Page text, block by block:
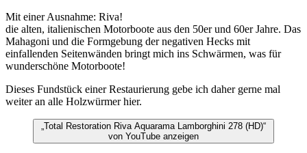
Mit einer Ausnahme: Riva!
die alten, italienischen Motorboote aus den 50er und 60er Jahre. Das
Mahagoni und die Formgebung der negativen Hecks mit
einfallenden Seitenwänden bringt mich ins Schwärmen, was für
wunderschöne Motorboote!
Dieses Fundstück einer Restaurierung gebe ich daher gerne mal
weiter an alle Holzwürmer hier.
„Total Restoration Riva Aquarama Lamborghini 278 (HD)“
von YouTube anzeigen